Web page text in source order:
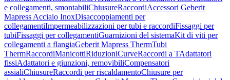
e collegamenti, smontabiliChiusureRaccordiAccessori Geberit
Mapress Acciaio InoxDisaccoppiamenti per
collegamentiImpermeabilizzazioni per tubi e raccordiFissaggi per
tubiFissaggi per collegamentiGuarnizioni del sistemaKit di viti per
collegamenti a flangiaGeberit Mapress ThermTubi
ThermRaccordiManicottiRiduzioniCurveRaccordi a TAdattatori
fissiAdattatori e giunzioni, removibiliCompensatori
assialiChiusureRaccordi per riscaldamentoChiusure per